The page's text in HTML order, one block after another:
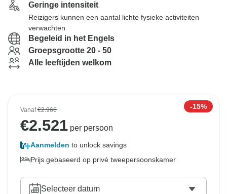
Geringe intensiteit
Reizigers kunnen een aantal lichte fysieke activiteiten
verwachten
Begeleid in het Engels
Groepsgrootte 20 - 50
Alle leeftijden welkom
Vanaf€2.966 -15%
€2.521 per persoon
Aanmelden to unlock savings
Prijs gebaseerd op privé tweepersoonskamer
Selecteer datum